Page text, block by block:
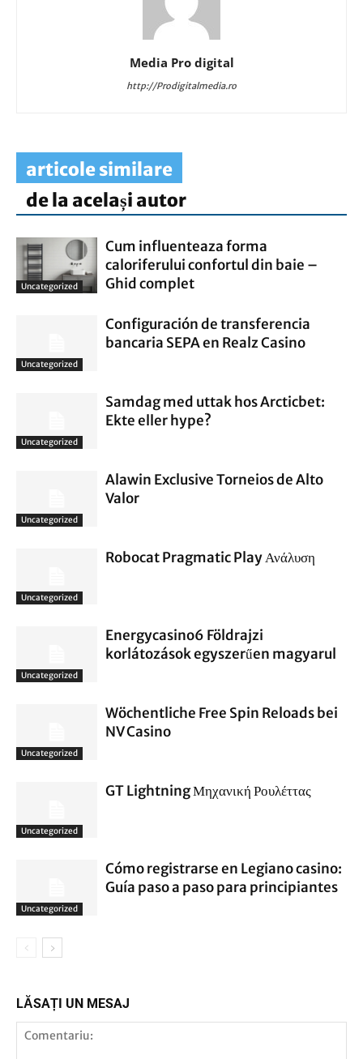
Media Pro digital
http://Prodigitalmedia.ro
articole similare
de la același autor
Uncategorized
Cum influenteaza forma
caloriferului confortul din baie –
Ghid complet
Uncategorized
Configuración de transferencia
bancaria SEPA en Realz Casino
Uncategorized
Samdag med uttak hos Arcticbet:
Ekte eller hype?
Uncategorized
Alawin Exclusive Torneios de Alto
Valor
Uncategorized
Robocat Pragmatic Play Ανάλυση
Uncategorized
Energycasino6 Földrajzi
korlátozások egyszerűen magyarul
Uncategorized
Wöchentliche Free Spin Reloads bei
NV Casino
Uncategorized
GT Lightning Μηχανική Ρουλέττας
Uncategorized
Cómo registrarse en Legiano casino:
Guía paso a paso para principiantes
LĂSAȚI UN MESAJ